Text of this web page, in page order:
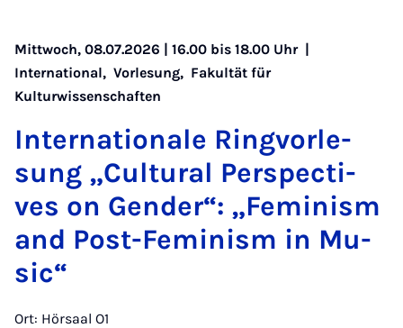
Mittwoch, 08.07.2026 | 16.00 bis 18.00 Uhr |
International, Vorlesung, Fakultät für
Kulturwissenschaften
In­ter­na­ti­o­na­le Ring­vor­le­
sung „Cul­tu­ral Per­spec­ti­
ves on Gen­der“: „Fe­mi­nism
and Post-Fe­mi­nism in Mu­
sic“
Ort: Hörsaal O1